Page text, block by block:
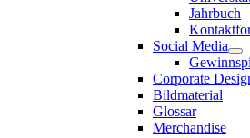
Jahrbuch
Social Media
Corporate
Bildmaterial
Glossar
Merchandise